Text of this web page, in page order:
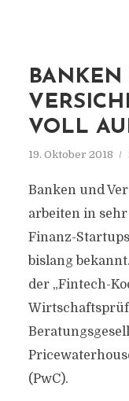
BANKEN
VOLL
19. Oktober 2018
Banken und
arbeiten in
Finanz-
bislang
der „Fintech-
(PwC).